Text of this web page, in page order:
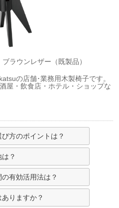
ラウンレザー（既製品）
の店舗･業務用木製椅子です。
屋・飲食店・ホテル・ショップな
方のポイントは？
？
有効活用法は？
りますか？